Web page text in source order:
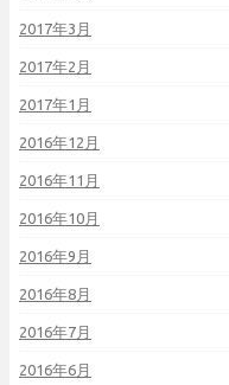
2017年3月
2017年2月
2017年1月
2016年12月
2016年11月
2016年10月
2016年9月
2016年8月
2016年7月
2016年6月